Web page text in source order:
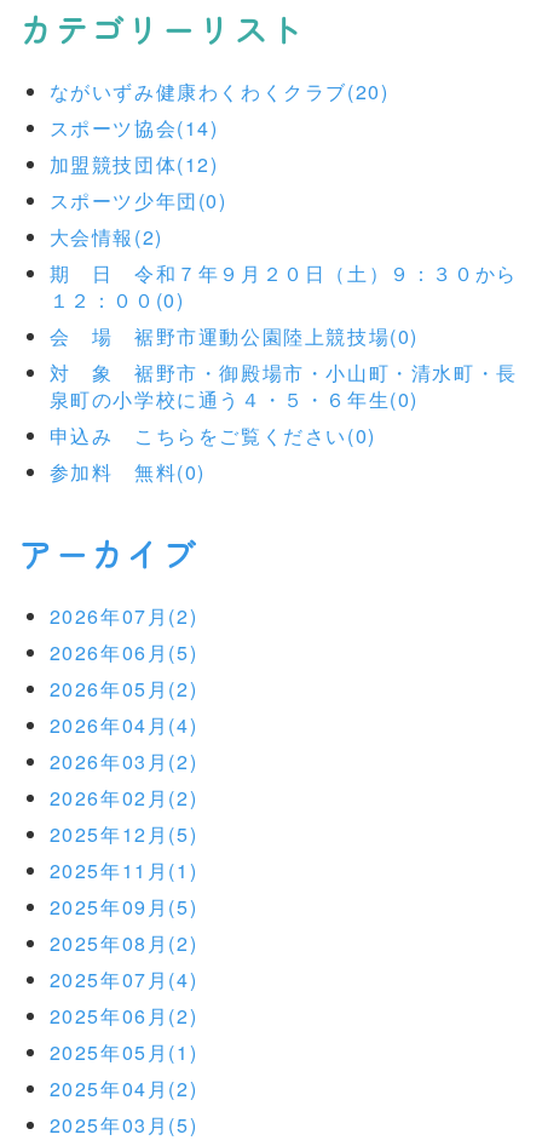
カテゴリーリスト
ながいずみ健康わくわくクラブ(20)
スポーツ協会(14)
加盟競技団体(12)
スポーツ少年団(0)
大会情報(2)
期 日 令和７年９月２０日（土）９：３０から
１２：００(0)
会 場 裾野市運動公園陸上競技場(0)
対 象 裾野市・御殿場市・小山町・清水町・長
泉町の小学校に通う４・５・６年生(0)
申込み こちらをご覧ください(0)
参加料 無料(0)
アーカイブ
2026年07月(2)
2026年06月(5)
2026年05月(2)
2026年04月(4)
2026年03月(2)
2026年02月(2)
2025年12月(5)
2025年11月(1)
2025年09月(5)
2025年08月(2)
2025年07月(4)
2025年06月(2)
2025年05月(1)
2025年04月(2)
2025年03月(5)